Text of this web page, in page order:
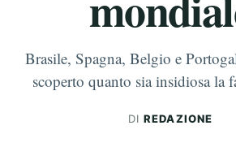
Brasile, Spagna, Belgio e
scoperto quanto sia insidiosa la
DIREDAZIONE